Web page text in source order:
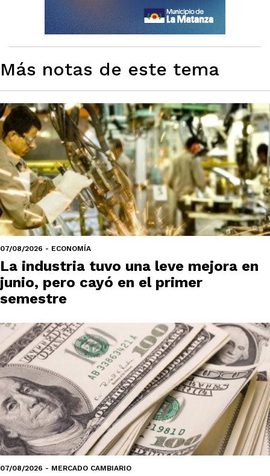
Más notas de este tema
07/08/2026 - ECONOMÍA
La industria tuvo una leve mejora en
junio, pero cayó en el primer
semestre
07/08/2026 - MERCADO CAMBIARIO